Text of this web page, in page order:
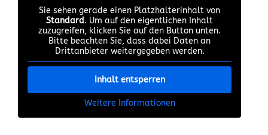
Sie sehen gerade einen Platzhalterinhalt von
Standard. Um auf den eigentlichen Inhalt
zuzugreifen, klicken Sie auf den Button unten.
Bitte beachten Sie, dass dabei Daten an
Drittanbieter weitergegeben werden.
Inhalt entsperren
Weitere Informationen